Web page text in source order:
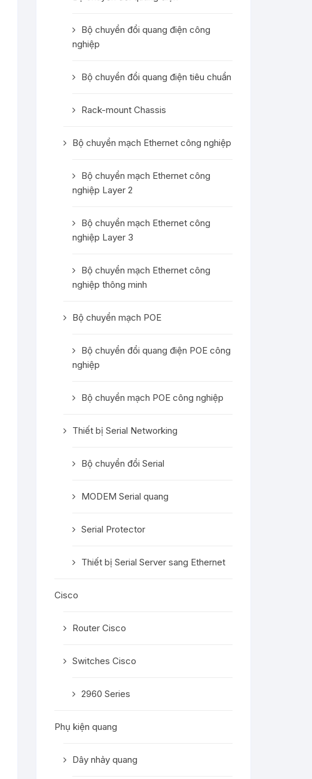
Bộ chuyển đổi quang điện công
nghiệp
Bộ chuyển đổi quang điện tiêu chuẩn
Rack-mount Chassis
Bộ chuyển mạch Ethernet công nghiệp
Bộ chuyển mạch Ethernet công
nghiệp Layer 2
Bộ chuyển mạch Ethernet công
nghiệp Layer 3
Bộ chuyển mạch Ethernet công
nghiệp thông minh
Bộ chuyển mạch POE
Bộ chuyển đổi quang điện POE công
nghiệp
Bộ chuyển mạch POE công nghiệp
Thiết bị Serial Networking
Bộ chuyển đổi Serial
MODEM Serial quang
Serial Protector
Thiết bị Serial Server sang Ethernet
Cisco
Router Cisco
Switches Cisco
2960 Series
Phụ kiện quang
Dây nhảy quang